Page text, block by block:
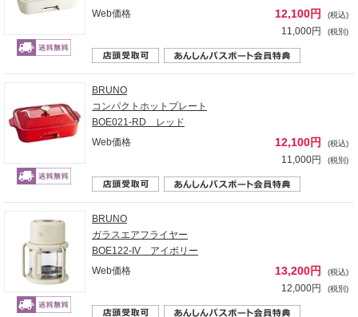
Web価格
12,100円 (税込)
11,000円 (税別)
BRUNO
コンパクトホットプレート
BOE021-RD レッド
Web価格
12,100円 (税込)
11,000円 (税別)
BRUNO
ガラスエアフライヤー
BOE122-IV アイボリー
Web価格
13,200円 (税込)
12,000円 (税別)